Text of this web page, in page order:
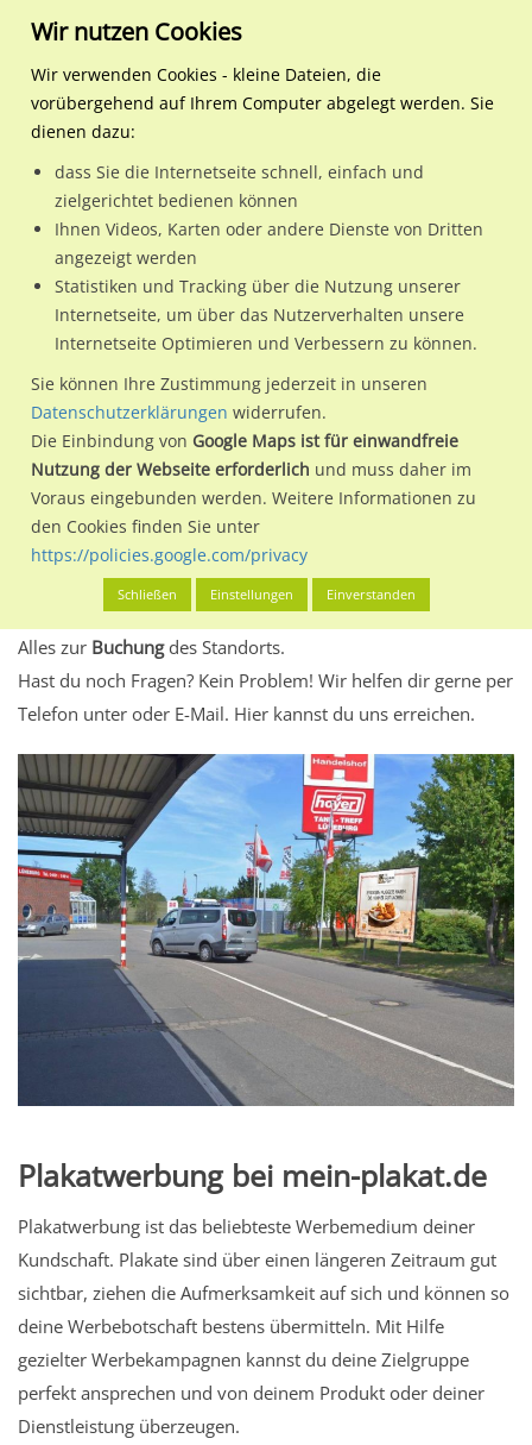
Regionale Plakatwerbung Niedersachsen
Lüneburg, Hansestadt
Bessemerstr. 11
21339 / Lüneburg, Hansestadt / Stadtmitte
Nutze günstige Werbemöglichkeiten am Standort
Bessemerstr. 11 Handelshof Einf. im Ortsteil Stadtmitte)in
Lüneburg, Hansestadt.
Wir erheben für jede unserer Werbeflächen individuelle und
aktuelleStandortinformationenundLeistungswerte. Damit
kannst du dich schon vor der Buchung im Detail über den
Standort, seine Reichweite und Werbewirkung sowie
eventuelle Beschränkungen in den zugelassenen
Werbeinhalten informieren.
Alles klar? Dann findest du direkt im unteren Teil dieser Seite
Alles zur Buchungdes Standorts.
Hast du noch Fragen? Kein Problem! Wir helfen dir gerne per
Telefon unter oder E-Mail. Hier kannst du uns erreichen.
Plakatwerbung bei mein-plakat.de
Plakatwerbung ist das beliebteste Werbemedium deiner
Kundschaft. Plakate sind über einen längeren Zeitraum gut
sichtbar, ziehen die Aufmerksamkeit auf sich und können so
deine Werbebotschaft bestens übermitteln. Mit Hilfe
gezielter Werbekampagnen kannst du deine Zielgruppe
perfekt ansprechen und von deinem Produkt oder deiner
Dienstleistung überzeugen.
Wir nutzen Cookies
Wir verwenden Cookies - kleine Dateien, die
vorübergehend auf Ihrem Computer abgelegt werden. Sie
dienen dazu:
dass Sie die Internetseite schnell, einfach und
zielgerichtet bedienen können
Ihnen Videos, Karten oder andere Dienste von Dritten
angezeigt werden
Statistiken und Tracking über die Nutzung unserer
Internetseite, um über das Nutzerverhalten unsere
Internetseite Optimieren und Verbessern zu können.
Sie können Ihre Zustimmung jederzeit in unseren
Datenschutzerklärungen widerrufen.
Die Einbindung von Google Maps ist für einwandfreie
Nutzung der Webseite erforderlich und muss daher im
Voraus eingebunden werden. Weitere Informationen zu
den Cookies finden Sie unter
https://policies.google.com/privacy
Schließen Einstellungen Einverstanden